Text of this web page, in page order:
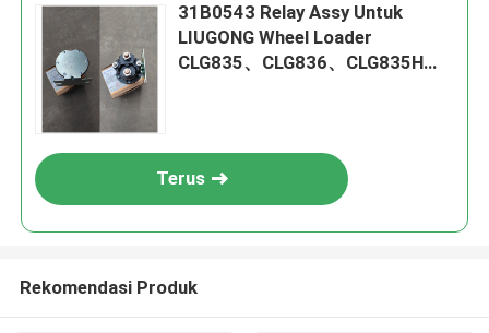
31B0543 Relay Assy Untuk
LIUGONG Wheel Loader
CLG835、CLG836、CLG835H
Terus
Rekomendasi Produk